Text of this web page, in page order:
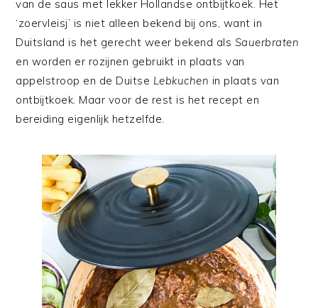
van de saus met lekker Hollandse ontbijtkoek. Het
‘zoervleisj’ is niet alleen bekend bij ons, want in
Duitsland is het gerecht weer bekend als Sauerbraten
en worden er rozijnen gebruikt in plaats van
appelstroop en de Duitse Lebkuchen in plaats van
ontbijtkoek. Maar voor de rest is het recept en
bereiding eigenlijk hetzelfde.